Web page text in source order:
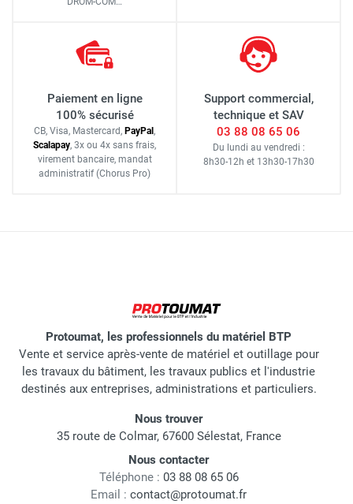
Paiement en ligne
100% sécurisé
CB, Visa, Mastercard, PayPal ,
Scalapay, 3x ou 4x sans frais,
virement bancaire, mandat
administratif (Chorus Pro)
Support commercial,
technique et SAV
03 88 08 65 06
Du lundi au vendredi :
8h30-12h et 13h30-17h30
Protoumat, les professionnels du matériel BTP
Vente et service après-vente de matériel et outillage pour
les travaux du bâtiment, les travaux publics et l'industrie
destinés aux entreprises, administrations et particuliers.
Nous trouver
35 route de Colmar, 67600 Sélestat, France
Nous contacter
Téléphone : 03 88 08 65 06
Email : contact@protoumat.fr